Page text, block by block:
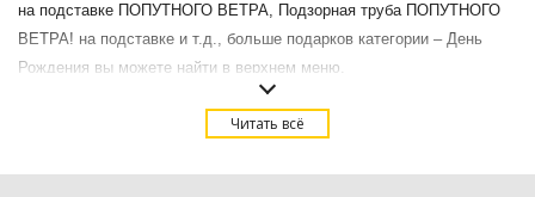
на подставке ПОПУТНОГО ВЕТРА, Подзорная труба ПОПУТНОГО
ВЕТРА! на подставке и т.д., больше подарков категории – День
Рождения вы можете найти в верхнем меню.
Купить Подарки тестю на день рождения в Москве с доставкой.
Читать всё